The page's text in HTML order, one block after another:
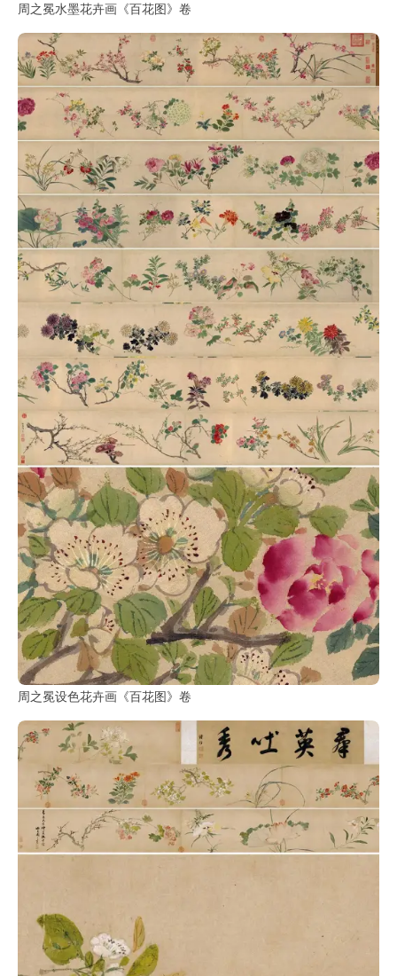
周之冕水墨花卉画《百花图》卷
周之冕设色花卉画《百花图》卷
玛
瑙
织
古
善
本
/
Ancient
部
史
部
子
部
集
部
工
具
查
询
Tool
Query
法
查